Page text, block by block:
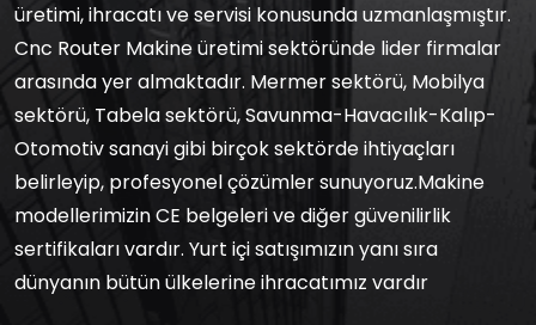
üretimi, ihracatı ve servisi konusunda uzmanlaşmıştır.
Cnc Router Makine üretimi sektöründe lider firmalar
arasında yer almaktadır. Mermer sektörü, Mobilya
sektörü, Tabela sektörü, Savunma-Havacılık-Kalıp-
Otomotiv sanayi gibi birçok sektörde ihtiyaçları
belirleyip, profesyonel çözümler sunuyoruz.Makine
modellerimizin CE belgeleri ve diğer güvenilirlik
sertifikaları vardır. Yurt içi satışımızın yanı sıra
dünyanın bütün ülkelerine ihracatımız vardır